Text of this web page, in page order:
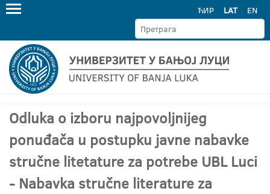
ЋИР LAT EN
Odluka o izboru najpovoljnijeg
ponuđača u postupku javne nabavke
stručne litetature za potrebe UBL Luci
- Nabavka stručne literature za